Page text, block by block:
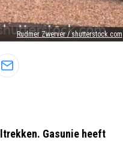
Rudmer Zwerver / shutterstock.com
Gasunie heeft